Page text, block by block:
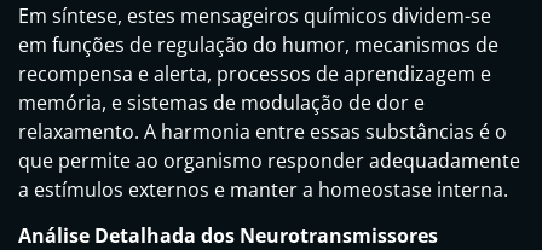
Em síntese, estes mensageiros químicos dividem-se
em funções de regulação do humor, mecanismos de
recompensa e alerta, processos de aprendizagem e
memória, e sistemas de modulação de dor e
relaxamento. A harmonia entre essas substâncias é o
que permite ao organismo responder adequadamente
a estímulos externos e manter a homeostase interna.
Análise Detalhada dos Neurotransmissores